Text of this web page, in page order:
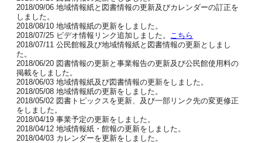
2018/09/06 地域情報紙と図書情報の更新及びカレンダーの訂正を
しました。
2018/08/10 地域情報紙の更新をしました。
2018/07/25 ビデオ情報リンク追加しました。 こちら
2018/07/11 公民館報及び地域情報紙と図書情報の更新としまし
た。
2018/06/20 図書情報の更新と事業報告の更新及び公民館使用料の
掲載をしました。
2018/06/03 地域情報紙及び図書情報の更新をしました。
2018/05/08 地域情報紙の更新をしました。
2018/05/02 図書トピックスを更新、及び一部リンク先の変更修正
をしました。
2018/04/19 事業予定の更新をしました。
2018/04/12 地域情報紙・館報の更新をしました。
2018/04/03 カレンダーを更新をしました。